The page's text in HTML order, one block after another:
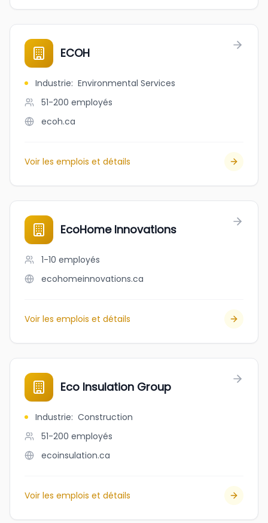
ECOH
Industrie: Environmental Services
51-200 employés
ecoh.ca
Voir les emplois et détails
EcoHome Innovations
1-10 employés
ecohomeinnovations.ca
Voir les emplois et détails
Eco Insulation Group
Industrie: Construction
51-200 employés
ecoinsulation.ca
Voir les emplois et détails